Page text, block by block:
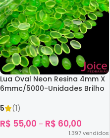
Lua Oval Neon Resina 4mm X
6mmc/5000-Unidades Brilho
5
(1)
R$ 55,00 – R$ 60,00
1.397vendidos